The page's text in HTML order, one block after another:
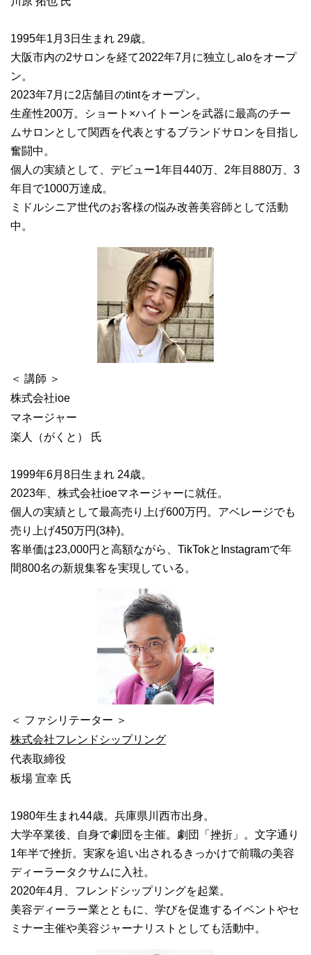
1995年1月3日生まれ 29歳。
大阪市内の2サロンを経て2022年7月に独立しaloをオープ
ン。
2023年7月に2店舗目のtintをオープン。
生産性200万。ショート×ハイトーンを武器に最高のチー
ムサロンとして関西を代表とするブランドサロンを目指し
奮闘中。
個人の実績として、デビュー1年目440万、2年目880万、3
年目で1000万達成。
ミドルシニア世代のお客様の悩み改善美容師として活動
中。
＜ 講師 ＞
株式会社ioe
マネージャー
楽人（がくと） 氏
1999年6月8日生まれ 24歳。
2023年、株式会社ioeマネージャーに就任。
個人の実績として最高売り上げ600万円。アベレージでも
売り上げ450万円(3枠)。
客単価は23,000円と高額ながら、TikTokとInstagramで年
間800名の新規集客を実現している。
＜ ファシリテーター ＞
株式会社フレンドシップリング
代表取締役
板場 宣幸 氏
1980年生まれ44歳。兵庫県川西市出身。
大学卒業後、自身で劇団を主催。劇団「挫折」。文字通り
1年半で挫折。実家を追い出されるきっかけで前職の美容
ディーラータクサムに入社。
2020年4月、フレンドシップリングを起業。
美容ディーラー業とともに、学びを促進するイベントやセ
ミナー主催や美容ジャーナリストとしても活動中。